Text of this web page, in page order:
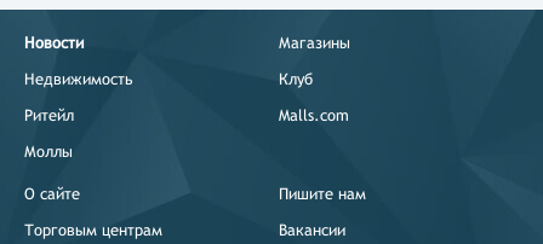
Новости
Недвижимость
Ритейл
Моллы
Магазины
Клуб
Malls.com
О сайте
Торговым центрам
Пишите нам
Вакансии